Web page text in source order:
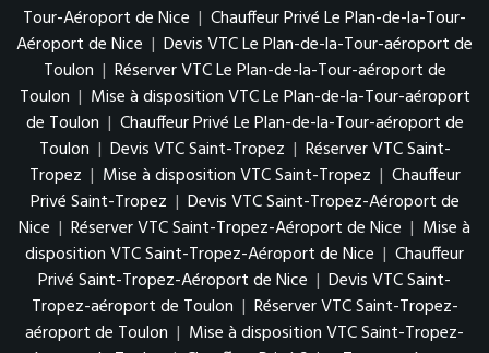
Tour-Aéroport de Nice | Chauffeur Privé Le Plan-de-la-Tour-
Aéroport de Nice | Devis VTC Le Plan-de-la-Tour-aéroport de
Toulon | Réserver VTC Le Plan-de-la-Tour-aéroport de
Toulon | Mise à disposition VTC Le Plan-de-la-Tour-aéroport
de Toulon | Chauffeur Privé Le Plan-de-la-Tour-aéroport de
Toulon | Devis VTC Saint-Tropez | Réserver VTC Saint-
Tropez | Mise à disposition VTC Saint-Tropez | Chauffeur
Privé Saint-Tropez | Devis VTC Saint-Tropez-Aéroport de
Nice | Réserver VTC Saint-Tropez-Aéroport de Nice | Mise à
disposition VTC Saint-Tropez-Aéroport de Nice | Chauffeur
Privé Saint-Tropez-Aéroport de Nice | Devis VTC Saint-
Tropez-aéroport de Toulon | Réserver VTC Saint-Tropez-
aéroport de Toulon | Mise à disposition VTC Saint-Tropez-